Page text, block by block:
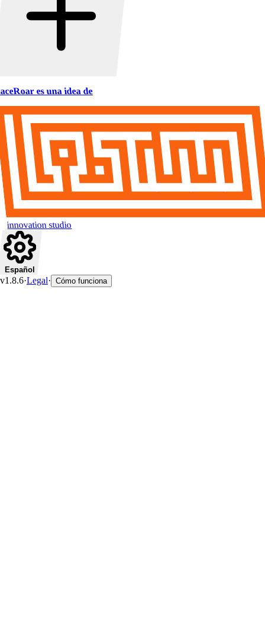
es una idea de
innovation studio
Español
v1.8.6·Legal· Cómo funciona